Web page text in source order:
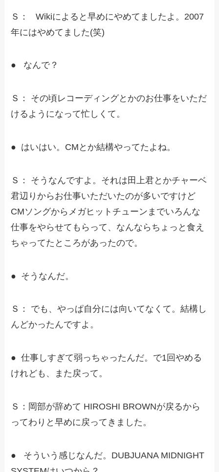
Ｓ： Wikiによると早めにやめてましたよ。2007
年にはやめてました(笑)
● なんで？
Ｓ： その頃レコーディングとかのお仕事をいただ
けるようになって忙しくて。
● はいはい。CMとか結構やってたよね。
Ｓ： そうなんですよ。それは田上君とかチャーベ
君辺りからお仕事いただいたのが多いですけど
CMソングからメガヒットチューンまでいろんな
仕事をやらせてもらって、なんならちょっと食え
ちゃってたところがあったので。
● そうなんだ。
Ｓ： でも、やっぱ自分には向いてなくて。結構し
んどかったんですよ。
● 仕事しすぎて弱っちゃったんだ。で1回やめる
けれども、また戻って。
Ｓ：岡部が辞めて HIROSHI BROWNが戻るから
ってわりと早めに戻ってきました。
● そういう感じなんだ。DUBJUANA MIDNIGHT